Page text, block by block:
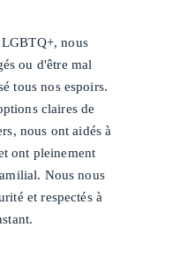
nous
ou d'être mal
tous nos espoirs.
claires de
nous ont aidés à
ont pleinement
Nous nous
et respectés à